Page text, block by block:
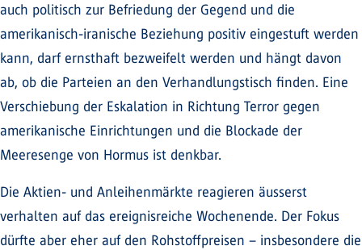
auch politisch zur Befriedung der Gegend und die
amerikanisch-iranische Beziehung positiv eingestuft werden
kann, darf ernsthaft bezweifelt werden und hängt davon
ab, ob die Parteien an den Verhandlungstisch finden. Eine
Verschiebung der Eskalation in Richtung Terror gegen
amerikanische Einrichtungen und die Blockade der
Meeresenge von Hormus ist denkbar.
Die Aktien- und Anleihenmärkte reagieren äusserst
verhalten auf das ereignisreiche Wochenende. Der Fokus
dürfte aber eher auf den Rohstoffpreisen – insbesondere die